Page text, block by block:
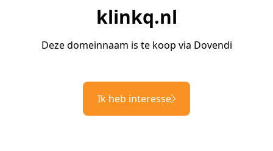
klinkq.nl
Deze domeinnaam is te koop via Dovendi
Ik heb interesse